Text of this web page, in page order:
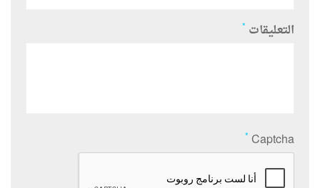
التعليقات *
Captcha
*